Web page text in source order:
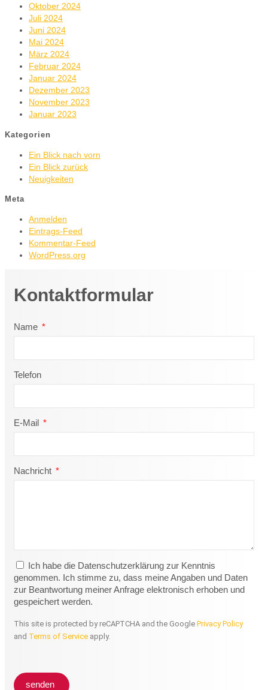
Oktober 2024
Juli 2024
Juni 2024
Mai 2024
März 2024
Februar 2024
Januar 2024
Dezember 2023
November 2023
Januar 2023
Kategorien
Ein Blick nach vorn
Ein Blick zurück
Neuigkeiten
Meta
Anmelden
Eintrags-Feed
Kommentar-Feed
WordPress.org
Kontaktformular
Name
Telefon
E-Mail
Nachricht
Ich habe die Datenschutzerklärung zur Kenntnis
genommen. Ich stimme zu, dass meine Angaben und Daten
zur Beantwortung meiner Anfrage elektronisch erhoben und
gespeichert werden.
This site is protected by reCAPTCHA and the Google Privacy Policy
and Terms of Service apply.
senden